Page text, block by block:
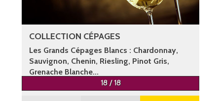
COLLECTION CÉPAGES
Les Grands Cépages Blancs : Chardonnay,
Sauvignon, Chenin, Riesling, Pinot Gris,
Grenache Blanche...
Plus d’informations
18 / 18